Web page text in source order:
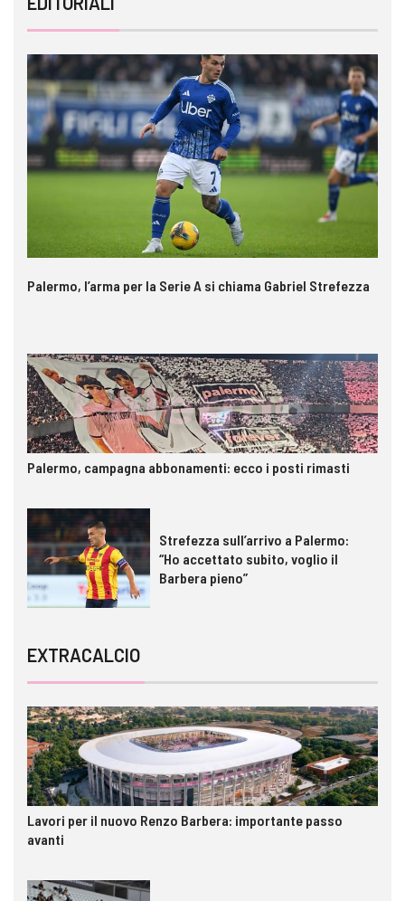
Palermo, l’arma per la Serie A si chiama Gabriel Strefezza
Palermo, campagna abbonamenti: ecco i posti rimasti
Strefezza sull’arrivo a Palermo:
“Ho accettato subito, voglio il
Barbera pieno”
EXTRACALCIO
Lavori per il nuovo Renzo Barbera: importante passo
avanti